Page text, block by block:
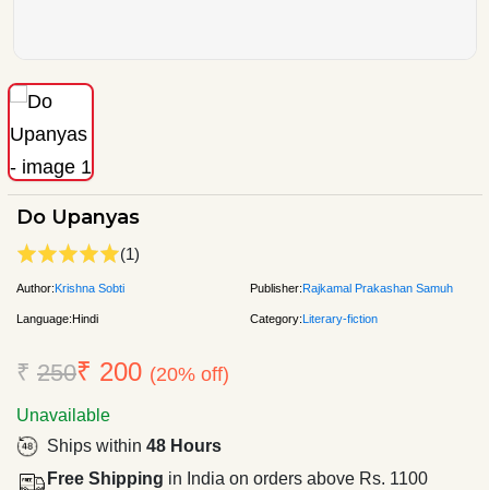
Do Upanyas
(1)
Author:Krishna Sobti Publisher:Rajkamal Prakashan Samuh
Language:Hindi Category:Literary-fiction
₹ 250₹ 200 (20% off)
Unavailable
Ships within 48 Hours
Free Shipping in India on orders above Rs. 1100